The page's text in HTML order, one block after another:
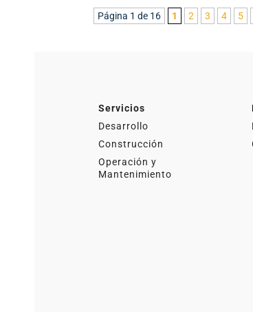
Página 1 de 16 1 2 3 4 5
Servicios
Desarrollo
Construcción
Operación y
Mantenimiento